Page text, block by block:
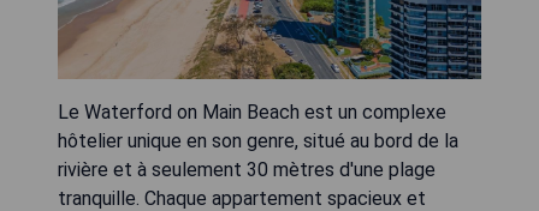
Le Waterford on Main Beach est un complexe
hôtelier unique en son genre, situé au bord de la
rivière et à seulement 30 mètres d'une plage
tranquille. Chaque appartement spacieux et